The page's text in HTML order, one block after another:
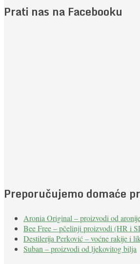
Prati nas na Facebooku
Preporučujemo domaće
Aronia Original – proizvodi od
Bee Free – pčelinji proizvodi (HR i
Destilerija Perković – voćne rakije i
Suban – proizvodi od ljekovitog bilja